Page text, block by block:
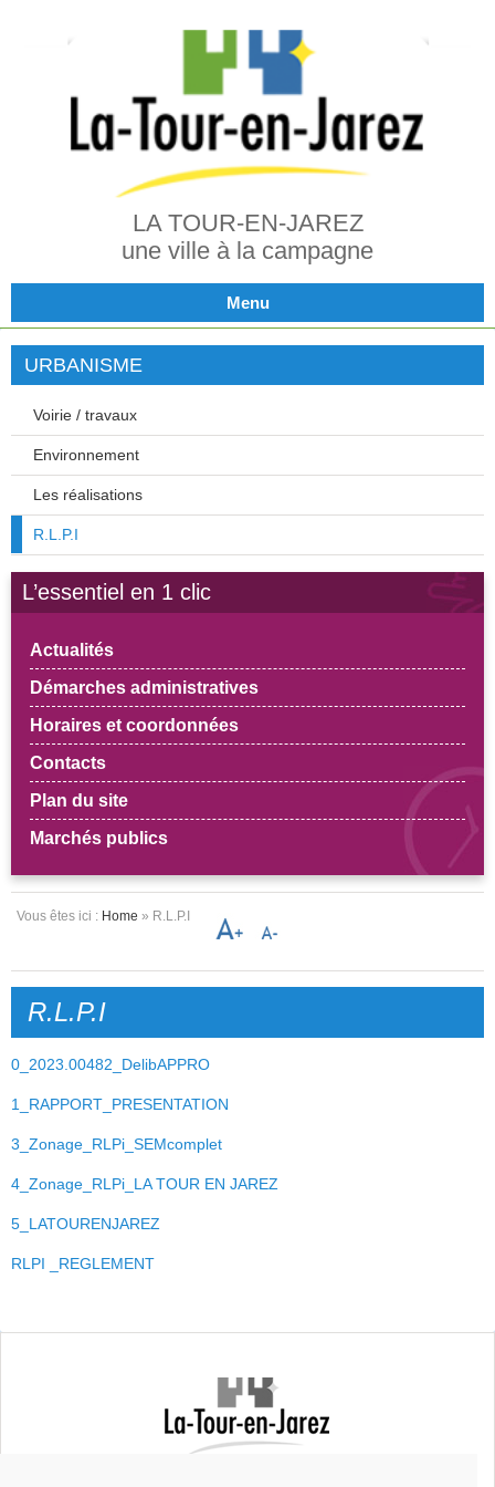
LA TOUR-EN-JAREZ
une ville à la campagne
Menu
URBANISME
Voirie / travaux
Environnement
Les réalisations
R.L.P.I
L’essentiel en 1 clic
Actualités
Démarches administratives
Horaires et coordonnées
Contacts
Plan du site
Marchés publics
Vous êtes ici : Home » R.L.P.I
R.L.P.I
0_2023.00482_DelibAPPRO
1_RAPPORT_PRESENTATION
3_Zonage_RLPi_SEMcomplet
4_Zonage_RLPi_LA TOUR EN JAREZ
5_LATOURENJAREZ
RLPI _REGLEMENT